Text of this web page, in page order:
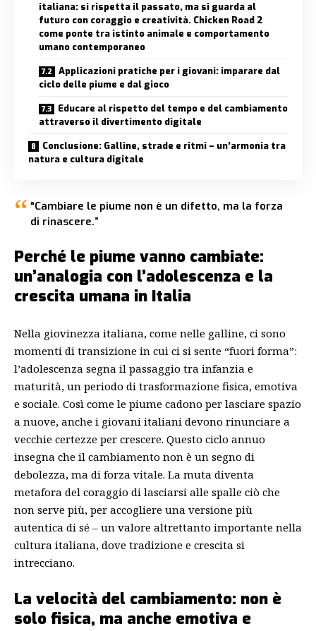
italiana: si rispetta il passato, ma si guarda al
futuro con coraggio e creatività. Chicken Road 2
come ponte tra istinto animale e comportamento
umano contemporaneo
Applicazioni pratiche per i giovani: imparare dal
ciclo delle piume e dal gioco
Educare al rispetto del tempo e del cambiamento
attraverso il divertimento digitale
Conclusione: Galline, strade e ritmi – un’armonia tra
natura e cultura digitale
“Cambiare le piume non è un difetto, ma la forza
di rinascere.”
Perché le piume vanno cambiate:
un’analogia con l’adolescenza e la
crescita umana in Italia
Nella giovinezza italiana, come nelle galline, ci sono
momenti di transizione in cui ci si sente “fuori forma”:
l’adolescenza segna il passaggio tra infanzia e
maturità, un periodo di trasformazione fisica, emotiva
e sociale. Così come le piume cadono per lasciare spazio
a nuove, anche i giovani italiani devono rinunciare a
vecchie certezze per crescere. Questo ciclo annuo
insegna che il cambiamento non è un segno di
debolezza, ma di forza vitale. La muta diventa
metafora del coraggio di lasciarsi alle spalle ciò che
non serve più, per accogliere una versione più
autentica di sé – un valore altrettanto importante nella
cultura italiana, dove tradizione e crescita si
intrecciano.
La velocità del cambiamento: non è
solo fisica, ma anche emotiva e